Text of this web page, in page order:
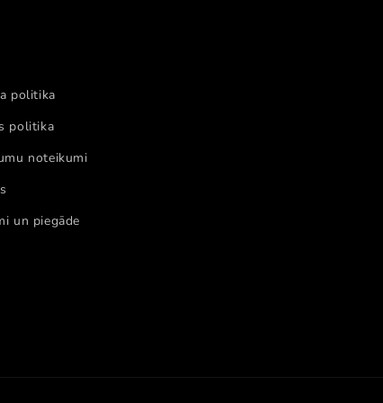
politika
politika
noteikumi
un piegāde